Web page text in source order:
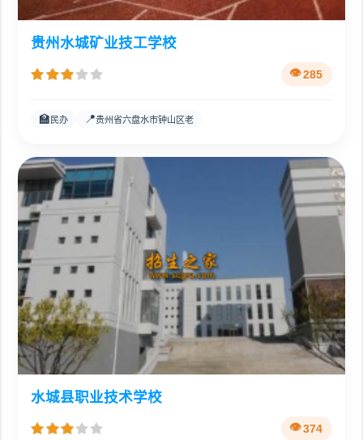
贵州水城矿业技工学校
285
🏫 民办 📍贵州省六盘水市钟山区老
水城县职业技术学校
374